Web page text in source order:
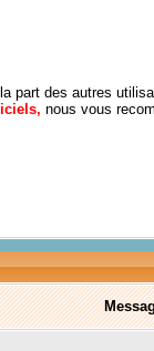
part des autres
nous vous